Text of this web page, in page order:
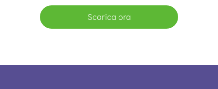
Scarica ora